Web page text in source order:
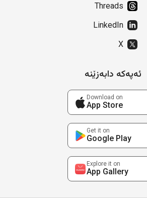
Threads
LinkedIn
X
ئەپەکە دابەزێنە
Download on
App Store
Get it on
Google Play
Explore it on
App Gallery